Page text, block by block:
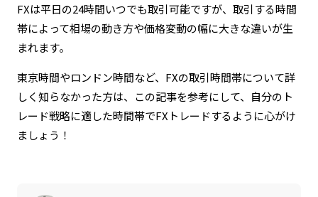
FXは平日の24時間いつでも取引可能ですが、取引する時間
帯によって相場の動き方や価格変動の幅に大きな違いが生
まれます。
東京時間やロンドン時間など、FXの取引時間帯について詳
しく知らなかった方は、この記事を参考にして、自分のト
レード戦略に適した時間帯でFXトレードするように心がけ
ましょう！